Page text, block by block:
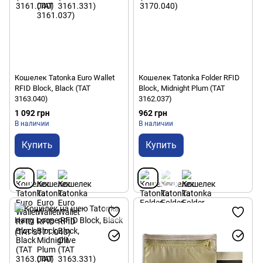
Кошелек Tatonka Euro Wallet
RFID Block, Black (TAT
3163.040)
1 092 грн
В наличии
Купить
Кошелек Tatonka Folder RFID
Block, Midnight Plum (TAT
3162.037)
962 грн
В наличии
Купить